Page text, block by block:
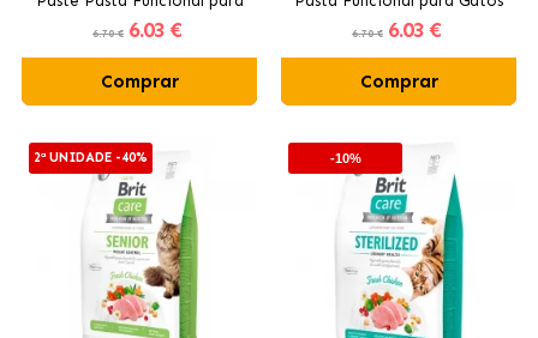
Gatos com Ômega 3
6.70 € 6.03 €
Comprar
6.70 € 6.03 €
Comprar
2ª UNIDADE -40% -10%